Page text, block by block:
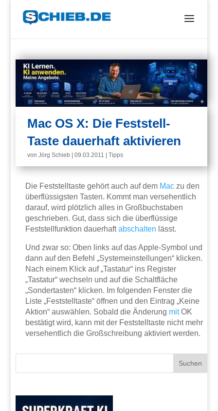
Mac OS X: Die Feststell-
Taste dauerhaft aktivieren
vonJörg Schieb |09.03.2011 |Tipps
Die Feststelltaste gehört auch auf dem Mac zu den
überflüssigsten Tasten. Kommt man versehentlich
darauf, wird plötzlich alles in Großbuchstaben
geschrieben. Gut, dass sich die überflüssige
Feststellfunktion dauerhaftabschalten lässt.
Und zwar so: Oben links auf das Apple-Symbol und
dann auf den Befehl „Systemeinstellungen“ klicken.
Nach einem Klick auf „Tastatur“ ins Register
„Tastatur“ wechseln und auf die Schaltfläche
„Sondertasten“ klicken. Im folgenden Fenster die
Liste „Feststelltaste“ öffnen und den Eintrag „Keine
Aktion“ auswählen. Sobald die Änderung mitOK
bestätigt wird, kann mit der Feststelltaste nicht mehr
versehentlich die Großschreibung aktiviert werden.